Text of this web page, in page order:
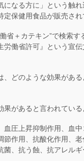
になる方に」という触
定保健用食品が販売され
省＋カテキン”で検索す
労働省許可』という宣
、どのような効果があ
果があると言われている
血圧上昇抑制作用、血
節作用、抗酸化作用、
菌、抗う蝕、抗アレルギ